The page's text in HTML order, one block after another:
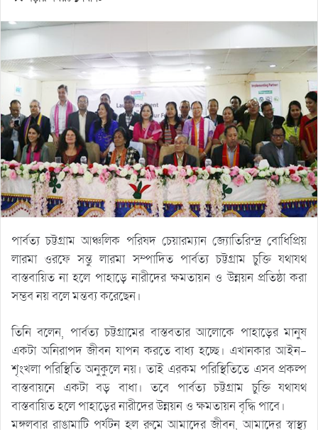
পার্বত্য চট্টগ্রাম আঞ্চলিক পরিষদ চেয়ারম্যান জ্যোতিরিন্দ্র বোধিপ্রিয়
লারমা ওরফে সন্তু লারমা সম্পাদিত পার্বত্য চট্টগ্রাম চুক্তি যথাযথ
বাস্তবায়িত না হলে পাহাড়ে নারীদের ক্ষমতায়ন ও উন্নয়ন প্রতিষ্ঠা করা
সম্ভব নয় বলে মন্তব্য করেছেন।
তিনি বলেন, পার্বত্য চট্টগ্রামের বাস্তবতার আলোকে পাহাড়ের মানুষ
একটা অনিরাপদ জীবন যাপন করতে বাধ্য হচ্ছে। এখানকার আইন-
শৃংখলা পরিস্থিতি অনুকুলে নয়। তাই এরকম পরিস্থিতিতে এসব প্রকল্প
বাস্তবায়নে একটা বড় বাধা। তবে পার্বত্য চট্টগ্রাম চুক্তি যথাযথ
বাস্তবায়িত হলে পাহাড়ের নারীদের উন্নয়ন ও ক্ষমতায়ন বৃদ্ধি পাবে।
মঙ্গলবার রাঙামাটি পর্যটন হল রুমে আমাদের জীবন, আমাদের স্বাস্থ্য